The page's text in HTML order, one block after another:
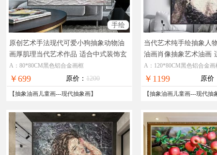
手绘
原创艺术手法现代可爱小狗抽象动物油
画厚肌理当代艺术作品 适合中式装饰玄
关动物油画
A：80*80CM黑色铝合金画框
￥699 原价： 1200
【抽象油画儿童画---现代抽象画】
当代艺术纯手绘抽象人
油画肖像抽象艺术油画
厅装饰人物油画
A：120*80CM黑色铝合金画
￥1199 原价
【抽象油画儿童画---现代抽